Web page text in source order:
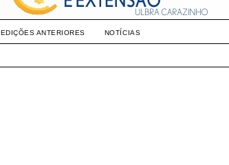
EDIÇÕES ANTERIORES NOTÍCIAS